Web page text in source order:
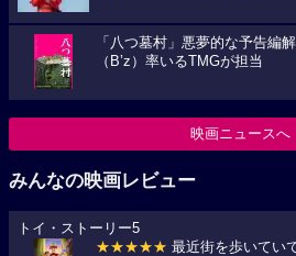
「八つ墓村」悪夢的な予告編
（B’z）率いるTMGが担当
映画ニュースへ
みんなの映画レビュー
トイ・ストーリー5
★★★★★ 最近街を歩いてい